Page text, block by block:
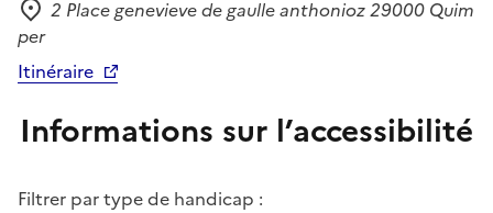
Adresse
2 Place genevieve de gaulle anthonioz 29000 Quim
per
Itinéraire
Informations sur l’accessibilité
Filtrer par type de handicap :